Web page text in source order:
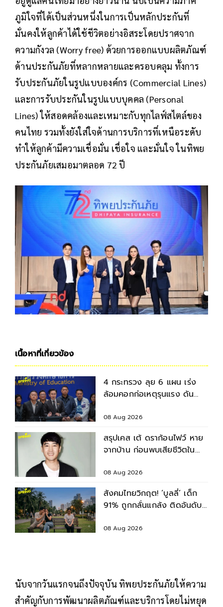
ภูมิใจที่ได้เป็นส่วนหนึ่งในการเป็นหลักประกันที่
มั่นคงให้ลูกค้าได้ใช้ชีวิตอย่างอิสระโดยปราศจาก
ความกังวล (Worry free) ด้วยการออกแบบผลิตภัณฑ์
ด้านประกันภัยที่หลากหลายและครอบคลุม ทั้งการ
รับประกันภัยในรูปแบบองค์กร (Commercial Lines)
และการรับประกันในรูปแบบบุคคล (Personal
Lines) ให้สอดคล้องและเหมาะกับทุกไลฟ์สไตล์ของ
คนไทย รวมทั้งยังใส่ใจด้านการบริการที่เหนือระดับ
ทำให้ลูกค้ามีความเชื่อมั่น เชื่อใจ และมั่นใจ ในทิพย
ประกันภัยเสมอมาตลอด 72 ปี
เนื้อหาที่เกี่ยวข้อง
4 กระทรวง ลุย 6 แผน เร่ง
ล้อมคอกก่อเหตุรุนแรง ดัน
ศึกษา
08 Aug 2026
สรุปเคส เต้ ดราก้อนไฟว์ หาย
จากบ้าน ก่อนพบเสียชีวิตใน
08 Aug 2026
สังคมไทยวิกฤต! ‘บูลลี่’ เด็ก
91% ถูกกลั่นแกล้ง ติดอันดับ
08 Aug 2026
นับจากวันแรกจนถึงปัจจุบัน ทิพยประกันภัยให้ความ
สำคัญกับการพัฒนาผลิตภัณฑ์และบริการโดยไม่หยุด